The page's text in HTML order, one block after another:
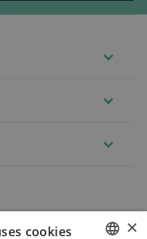
×
cookies